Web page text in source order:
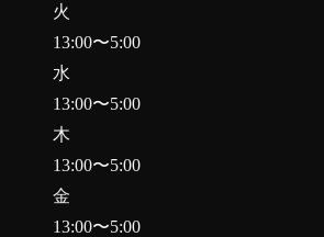
火
13:00〜5:00
水
13:00〜5:00
木
13:00〜5:00
金
13:00〜5:00